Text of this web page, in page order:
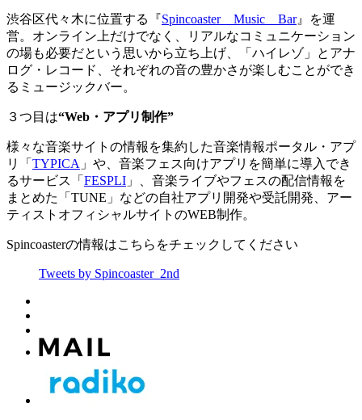
渋谷区代々木に位置する『Spincoaster Music Bar』を運
営。オンライン上だけでなく、リアルなコミュニケーション
の場も必要だという思いから立ち上げ、「ハイレゾ」とアナ
ログ・レコード、それぞれの音の豊かさが楽しむことができ
るミュージックバー。
３つ目は“Web・アプリ制作”
様々な音楽サイトの情報を集約した音楽情報ポータル・アプ
リ「 TYPICA 」や、音楽フェス向けアプリを簡単に導入でき
るサービス「 FESPLI 」、音楽ライブやフェスの配信情報を
まとめた「TUNE」などの自社アプリ開発や受託開発、アー
ティストオフィシャルサイトのWEB制作。
Spincoasterの情報はこちらをチェックしてください
Tweets by Spincoaster_2nd